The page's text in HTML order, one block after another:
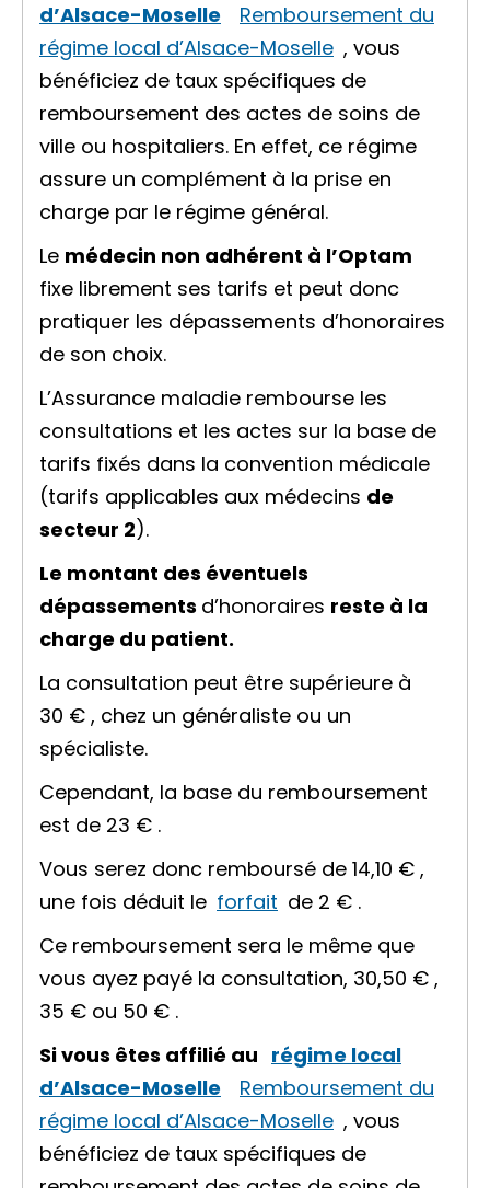
d’Alsace-Moselle
Remboursement du
régime local d’Alsace-Moselle , vous
bénéficiez de taux spécifiques de
remboursement des actes de soins de
ville ou hospitaliers. En effet, ce régime
assure un complément à la prise en
charge par le régime général.
Le médecin non adhérent à l’Optam
fixe librement ses tarifs et peut donc
pratiquer les dépassements d’honoraires
de son choix.
L’Assurance maladie rembourse les
consultations et les actes sur la base de
tarifs fixés dans la convention médicale
(tarifs applicables aux médecins de
secteur 2).
Le montant des éventuels
dépassements d’honoraires reste à la
charge du patient.
La consultation peut être supérieure à
30 € , chez un généraliste ou un
spécialiste.
Cependant, la base du remboursement
est de 23 € .
Vous serez donc remboursé de 14,10 € ,
une fois déduit le forfait de 2 € .
Ce remboursement sera le même que
vous ayez payé la consultation, 30,50 € ,
35 € ou 50 € .
Si vous êtes affilié au régime local
d’Alsace-Moselle
Remboursement du
régime local d’Alsace-Moselle , vous
bénéficiez de taux spécifiques de